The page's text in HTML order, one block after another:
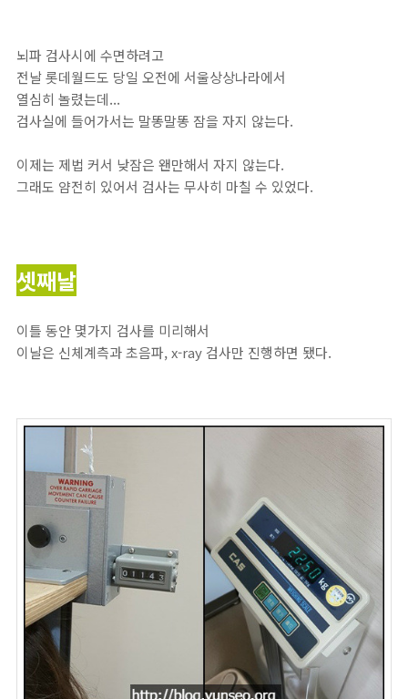
뇌파 검사시에 수면하려고
전날 롯데월드도 당일 오전에 서울상상나라에서
열심히 놀렸는데...
검사실에 들어가서는 말똥말똥 잠을 자지 않는다.
이제는 제법 커서 낮잠은 왠만해서 자지 않는다.
그래도 얌전히 있어서 검사는 무사히 마칠 수 있었다.
셋째날
이틀 동안 몇가지 검사를 미리해서
이날은 신체계측과 초음파, x-ray 검사만 진행하면 됐다.